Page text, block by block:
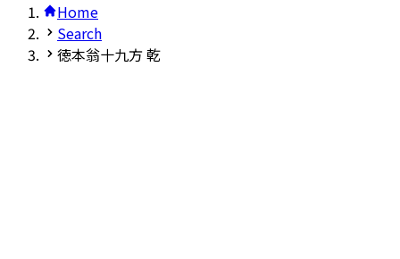
Home
Search
徳本翁十九方 乾